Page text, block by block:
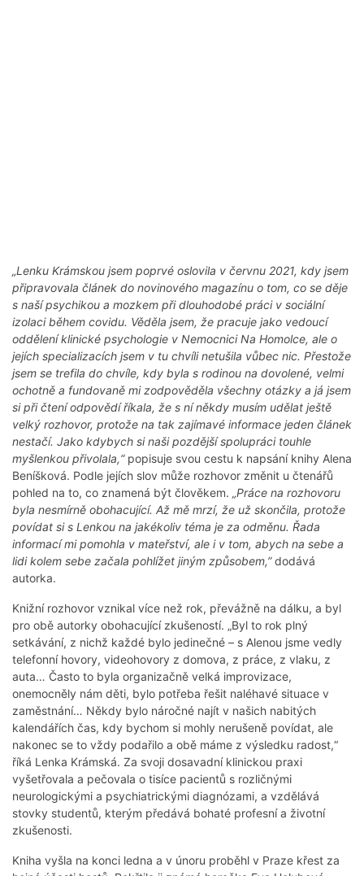
„Lenku Krámskou jsem poprvé oslovila v červnu 2021, kdy jsem
připravovala článek do novinového magazínu o tom, co se děje
s naší psychikou a mozkem při dlouhodobé práci v sociální
izolaci během covidu. Věděla jsem, že pracuje jako vedoucí
oddělení klinické psychologie v Nemocnici Na Homolce, ale o
jejích specializacích jsem v tu chvíli netušila vůbec nic. Přestože
jsem se trefila do chvíle, kdy byla s rodinou na dovolené, velmi
ochotně a fundovaně mi zodpověděla všechny otázky a já jsem
si při čtení odpovědí říkala, že s ní někdy musím udělat ještě
velký rozhovor, protože na tak zajímavé informace jeden článek
nestačí. Jako kdybych si naši pozdější spolupráci touhle
myšlenkou přivolala,“ popisuje svou cestu k napsání knihy Alena
Beníšková. Podle jejích slov může rozhovor změnit u čtenářů
pohled na to, co znamená být člověkem. „Práce na rozhovoru
byla nesmírně obohacující. Až mě mrzí, že už skončila, protože
povídat si s Lenkou na jakékoliv téma je za odměnu. Řada
informací mi pomohla v mateřství, ale i v tom, abych na sebe a
lidi kolem sebe začala pohlížet jiným způsobem,”dodává
autorka.
Knižní rozhovor vznikal více než rok, převážně na dálku, a byl
pro obě autorky obohacující zkušeností. „Byl to rok plný
setkávání, z nichž každé bylo jedinečné – s Alenou jsme vedly
telefonní hovory, videohovory z domova, z práce, z vlaku, z
auta… Často to byla organizačně velká improvizace,
onemocněly nám děti, bylo potřeba řešit naléhavé situace v
zaměstnání… Někdy bylo náročné najít v našich nabitých
kalendářích čas, kdy bychom si mohly nerušeně povídat, ale
nakonec se to vždy podařilo a obě máme z výsledku radost,“
říká Lenka Krámská. Za svoji dosavadní klinickou praxi
vyšetřovala a pečovala o tisíce pacientů s rozličnými
neurologickými a psychiatrickými diagnózami, a vzdělává
stovky studentů, kterým předává bohaté profesní a životní
zkušenosti.
Kniha vyšla na konci ledna a v únoru proběhl v Praze křest za